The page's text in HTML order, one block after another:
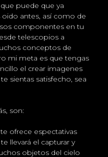
puede que ya
antes, así como de
componentes en tu
telescopios a
conceptos de
mi meta es que tengas
el crear imagenes
sientas satisfecho, sea
son:
te ofrece espectativas
llevará el capturar y
objetos del cielo